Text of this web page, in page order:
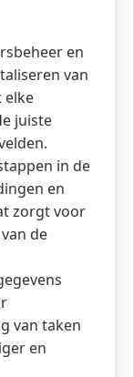
en
van
elke
juiste
in de
en
zorgt voor
de
van taken
en